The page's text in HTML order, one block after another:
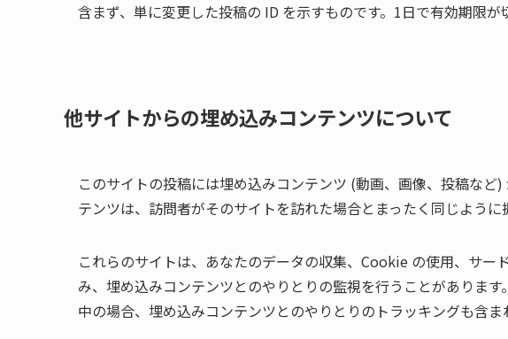
含まず、単に変更した投稿の ID を示すものです。1日で有効期限が
他サイトからの埋め込みコンテンツについて
このサイトの投稿には埋め込みコンテンツ (動画、画像、投稿など
テンツは、訪問者がそのサイトを訪れた場合とまったく同じように
これらのサイトは、あなたのデータの収集、Cookie の使用、サー
み、埋め込みコンテンツとのやりとりの監視を行うことがありま
中の場合、埋め込みコンテンツとのやりとりのトラッキングも含ま